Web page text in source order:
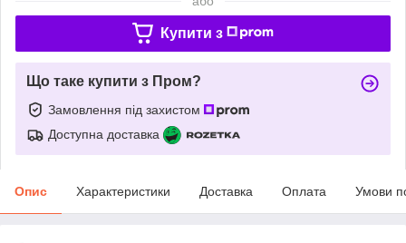
Купити з
Що таке купити з Пром?
Замовлення під захистом
Доступна доставка
Опис Характеристики Доставка Оплата Умови